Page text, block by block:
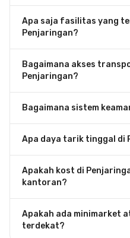
Apa saja fasilitas yang
Penjaringan?
Bagaimana akses
Penjaringan?
Bagaimana sistem
Apa daya tarik tinggal di
Apakah kost di
kantoran?
Apakah ada minimarket
terdekat?